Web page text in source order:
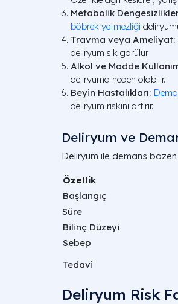
Metabolik
böbrek yetmezliği
Travma veya Ameliyat:
deliryum sık görülür.
Alkol ve Madde
deliryuma neden olabilir.
Beyin Hastalıkları:
deliryum riskini artırır.
Deliryum ve
Deliryum ile demans bazen
Özellik
Başlangıç
Süre
Bilinç Düzeyi
Sebep
Tedavi
Deliryum Risk